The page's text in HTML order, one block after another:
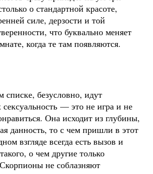
о стандартной красоте,
силе, дерзости и той
что буквально меняет
когда те там появляются.
безусловно, идут
— это не игра и не
Она исходит из глубины,
данность, то с чем пришли в этот
взгляде всегда есть вызов и
о чем другие только
не соблазняют